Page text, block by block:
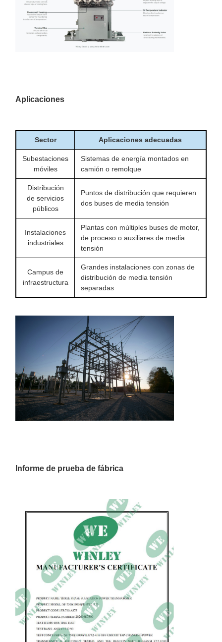
Aplicaciones
Sector Aplicaciones adecuadas
Subestaciones
móviles
Sistemas de energía montados en
camión o remolque
Distribución
de servicios
públicos
Puntos de distribución que requieren
dos buses de media tensión
Instalaciones
industriales
Plantas con múltiples buses de motor,
de proceso o auxiliares de media
tensión
Campus de
infraestructura
Grandes instalaciones con zonas de
distribución de media tensión
separadas
Informe de prueba de fábrica